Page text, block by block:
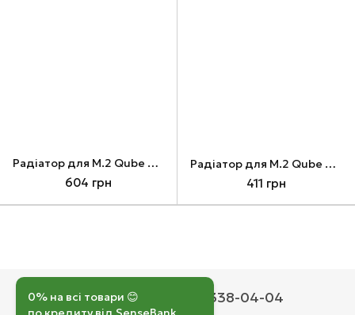
Радіатор для M.2 Qube M.2-4, Gray
604 грн
Радіатор для M.2 Qube QB-M2, Grey
411 грн
050 193-42-43 067 338-04-04
0% на всі товари 😊